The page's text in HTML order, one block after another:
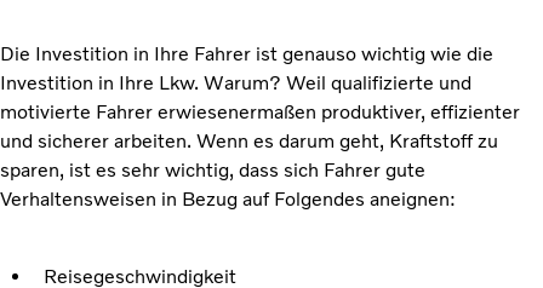
Die Investition in Ihre Fahrer ist genauso wichtig wie die
Investition in Ihre Lkw. Warum? Weil qualifizierte und
motivierte Fahrer erwiesenermaßen produktiver, effizienter
und sicherer arbeiten. Wenn es darum geht, Kraftstoff zu
sparen, ist es sehr wichtig, dass sich Fahrer gute
Verhaltensweisen in Bezug auf Folgendes aneignen:
Reisegeschwindigkeit